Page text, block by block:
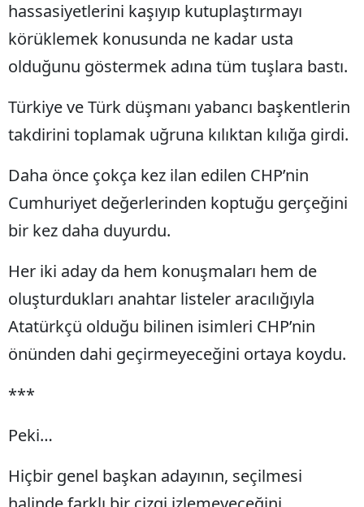
hassasiyetlerini kaşıyıp kutuplaştırmayı
körüklemek konusunda ne kadar usta
olduğunu göstermek adına tüm tuşlara bastı.
Türkiye ve Türk düşmanı yabancı başkentlerin
takdirini toplamak uğruna kılıktan kılığa girdi.
Daha önce çokça kez ilan edilen CHP’nin
Cumhuriyet değerlerinden koptuğu gerçeğini
bir kez daha duyurdu.
Her iki aday da hem konuşmaları hem de
oluşturdukları anahtar listeler aracılığıyla
Atatürkçü olduğu bilinen isimleri CHP’nin
önünden dahi geçirmeyeceğini ortaya koydu.
***
Peki…
Hiçbir genel başkan adayının, seçilmesi